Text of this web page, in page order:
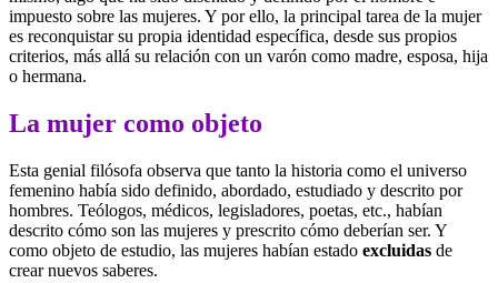
impuesto sobre las mujeres. Y por ello, la principal tarea de la mujer
es reconquistar su propia identidad específica, desde sus propios
criterios, más allá su relación con un varón como madre, esposa, hija
o hermana.
La mujer como objeto
Esta genial filósofa observa que tanto la historia como el universo
femenino había sido definido, abordado, estudiado y descrito por
hombres. Teólogos, médicos, legisladores, poetas, etc., habían
descrito cómo son las mujeres y prescrito cómo deberían ser. Y
como objeto de estudio, las mujeres habían estado excluidas de
crear nuevos saberes.